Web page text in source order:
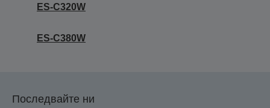
ES-C320W
ES-C380W
Последвайте ни